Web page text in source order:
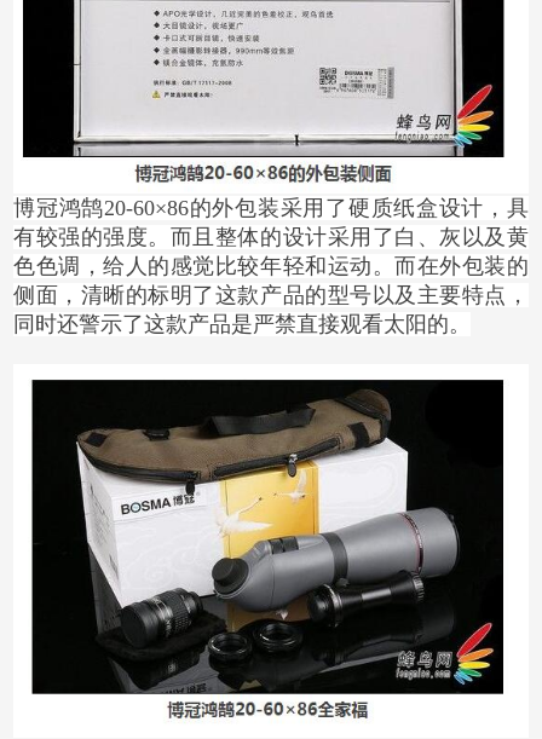
博冠鸿鹄20-60×86的外包装采用了硬质纸盒设计，具
有较强的强度。而且整体的设计采用了白、灰以及黄
色色调，给人的感觉比较年轻和运动。而在外包装的
侧面，清晰的标明了这款产品的型号以及主要特点，
同时还警示了这款产品是严禁直接观看太阳的。